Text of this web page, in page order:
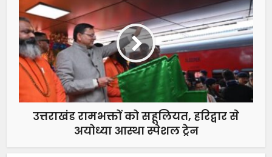
उत्तराखंड रामभक्तों को सहूलियत, हरिद्वार से
अयोध्या आस्था स्पेशल ट्रेन